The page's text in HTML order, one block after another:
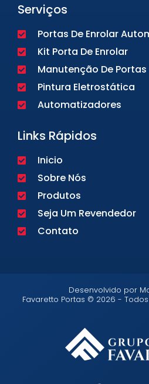
Serviços
Portas De Enrolar
Kit Porta De Enrolar
Manutenção De Portas
Pintura Eletrostática
Automatizadores
Links Rápidos
Inicio
Sobre Nós
Produtos
Seja Um Revendedor
Contato
Desenvolvido por
Favaretto Portas © 2026 -